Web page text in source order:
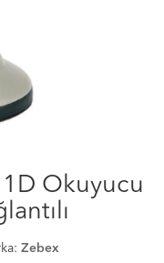
Okuyucu
Zebex